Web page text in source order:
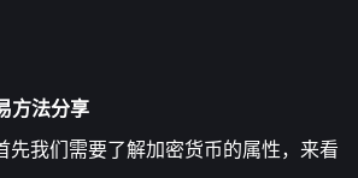
方法分享
先我们需要了解加密货币的属性，来看